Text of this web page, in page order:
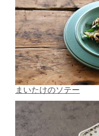
まいたけのソテー